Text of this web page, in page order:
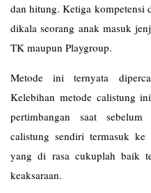
dan hitung. Ketiga kompetensi
dikala seorang anak masuk
TK maupun Playgroup.
Metode ini ternyata
Kelebihan metode calistung
pertimbangan saat
calistung sendiri termasuk
yang di rasa cukuplah baik
keaksaraan.